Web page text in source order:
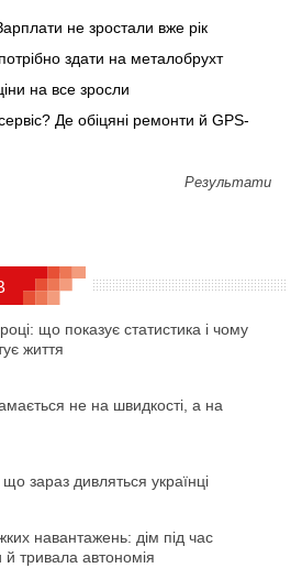
не зростали вже рік
здати на металобрухт
на все зросли
Де обіцяні ремонти й GPS-
Результати
що показує статистика і чому
життя
не на швидкості, а на
зараз дивляться українці
навантажень: дім під час
й тривала автономія